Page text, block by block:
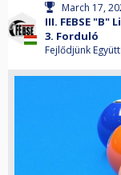
March 17,
III. FEBSE "B"
3. Forduló
Fejlődjünk Együtt